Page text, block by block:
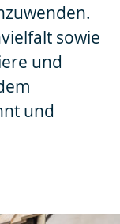
sowie
und
und